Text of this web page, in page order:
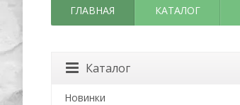
ГЛАВНАЯ КАТАЛОГ
Каталог
Новинки